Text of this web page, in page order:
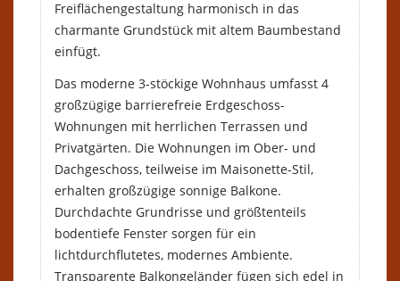
Freiflächengestaltung harmonisch in das
charmante Grundstück mit altem Baumbestand
einfügt.
Das moderne 3-stöckige Wohnhaus umfasst 4
großzügige barrierefreie Erdgeschoss-
Wohnungen mit herrlichen Terrassen und
Privatgärten. Die Wohnungen im Ober- und
Dachgeschoss, teilweise im Maisonette-Stil,
erhalten großzügige sonnige Balkone.
Durchdachte Grundrisse und größtenteils
bodentiefe Fenster sorgen für ein
lichtdurchflutetes, modernes Ambiente.
Transparente Balkongeländer fügen sich edel in